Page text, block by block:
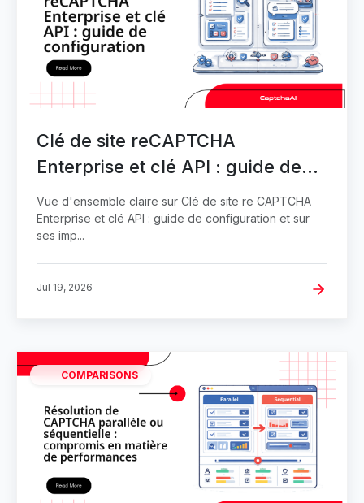
Clé de site reCAPTCHA
Enterprise et clé API : guide de
configuration
Vue d'ensemble claire sur Clé de site re CAPTCHA
Enterprise et clé API : guide de configuration et sur
ses imp...
Jul 19, 2026
COMPARISONS